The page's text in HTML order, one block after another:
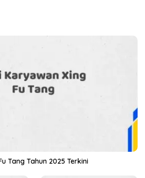
Tang Tahun 2025 Terkini